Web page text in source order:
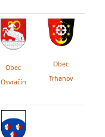
Obec
Osvračín
Obec
Trhanov